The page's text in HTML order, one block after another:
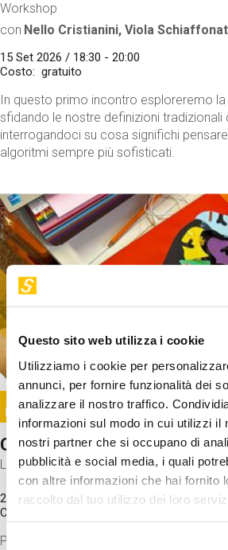
Questo sito web utilizza i cookie
Utilizziamo i cookie per
annunci, per fornire funzionalità dei
analizzare il nostro traffico.
informazioni sul modo in cui utilizzi il
nostri partner che si occupano di
pubblicità e social media, i quali
con altre informazioni che hai fornito
raccolto dal tuo utilizzo dei loro
Selezione
Workshop
con Nello Cristianini, Viola
15 Set 2026 / 18:30 - 20:00
Costo
gratuito
In questo primo incontro esploreremo
sfidando le nostre definizioni tradizionali
interrogandoci su cosa significhi
algoritmi sempre più sofisticati.
Image
SUNDAY@STEP
Come funziona il cervello?
Laboratorio
20 Set 2026 / 11:15 - 13:00
Costo
Proveremo a costruire un cervello in